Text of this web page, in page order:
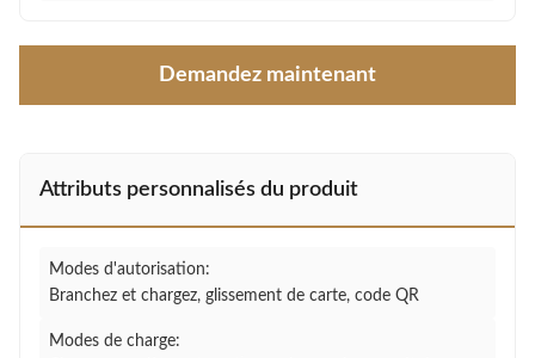
Demandez maintenant
Attributs personnalisés du produit
Modes d'autorisation:
Branchez et chargez, glissement de carte, code QR
Modes de charge: